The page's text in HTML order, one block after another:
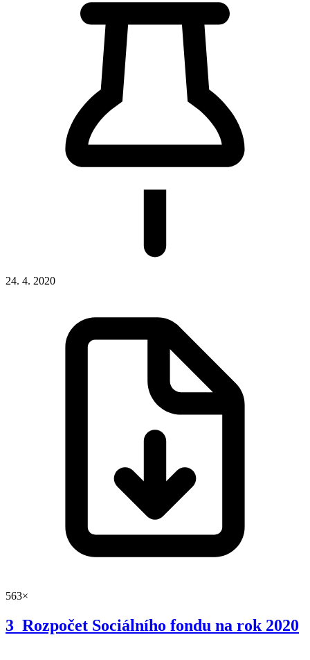
24. 4. 2020
563×
3_Rozpočet Sociálního fondu na rok 2020